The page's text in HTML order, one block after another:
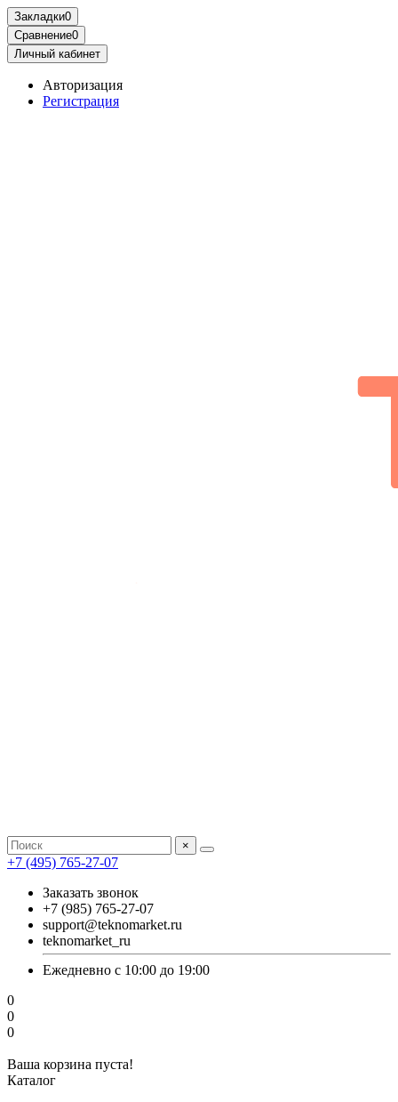
Закладки0
Сравнение0
Личный кабинет
Авторизация
Регистрация
×
+7 (495) 765-27-07
Заказать звонок
+7 (985) 765-27-07
support@teknomarket.ru
teknomarket_ru
Ежедневно с 10:00 до 19:00
0
0
0
Ваша корзина пуста!
Каталог